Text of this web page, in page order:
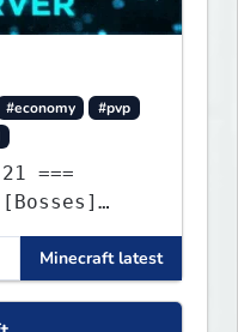
#economy
#pvp
===
Minecraft latest